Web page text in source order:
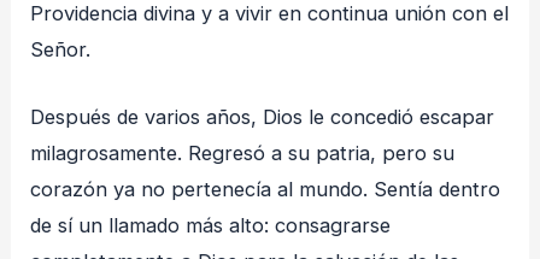
Providencia divina y a vivir en continua unión con el
Señor.
Después de varios años, Dios le concedió escapar
milagrosamente. Regresó a su patria, pero su
corazón ya no pertenecía al mundo. Sentía dentro
de sí un llamado más alto: consagrarse